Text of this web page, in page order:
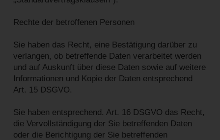
Rechte der betroffenen Personen
Sie haben das Recht, eine Bestätigung darüber zu
verlangen, ob betreffende Daten verarbeitet werden
und auf Auskunft über diese Daten sowie auf weitere
Informationen und Kopie der Daten entsprechend
Art. 15 DSGVO.
Sie haben entsprechend. Art. 16 DSGVO das Recht,
die Vervollständigung der Sie betreffenden Daten
oder die Berichtigung der Sie betreffenden